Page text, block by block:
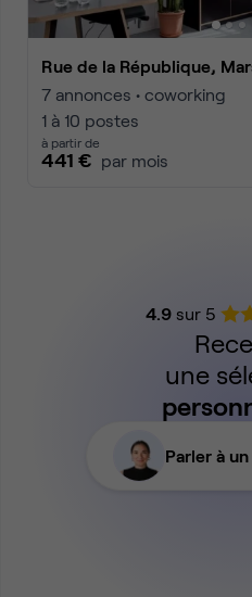
Rue de la République,
7 annonces • coworking
1 à 10 postes
à partir de
441 € par mois
4.9sur 5
une
Parler à